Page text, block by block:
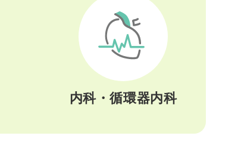
内科・循環器内科